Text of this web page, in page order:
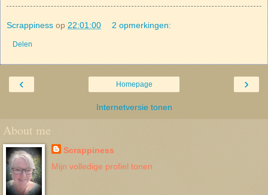
Scrappiness op 22:01:00 2 opmerkingen:
Delen
‹ ›
Homepage
Internetversie tonen
About me
Scrappiness
Mijn volledige profiel tonen